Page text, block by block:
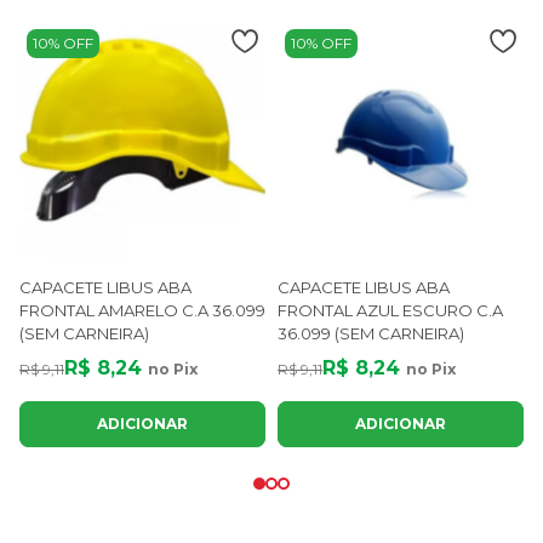
10% OFF
CAPACETE LIBUS ABA
FRONTAL AMARELO C.A 36.099
(SEM CARNEIRA)
R$ 9,11 R$ 8,24 no Pix
ADICIONAR
10% OFF
CAPACETE LIBUS ABA
FRONTAL AZUL ESCURO C.A
36.099 (SEM CARNEIRA)
R$ 9,11 R$ 8,24 no Pix
ADICIONAR